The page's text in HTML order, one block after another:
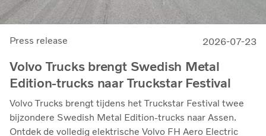
Press release 2026-07-23
Volvo Trucks brengt Swedish Metal
Edition-trucks naar Truckstar Festival
Volvo Trucks brengt tijdens het Truckstar Festival twee
bijzondere Swedish Metal Edition-trucks naar Assen.
Ontdek de volledig elektrische Volvo FH Aero Electric